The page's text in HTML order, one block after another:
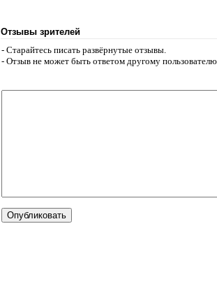
Отзывы зрителей
- Старайтесь писать развёрнутые отзывы.
- Отзыв не может быть ответом другому